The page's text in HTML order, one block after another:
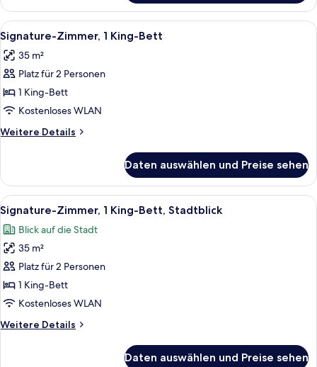
Suite
(Mount
Royal
View)
Alle
Fotos
für
Signature-
Zimmer,
1 King-
Bett
anzeigen
Hochwertige Bettwaren,
12
Signature-Zimmer, 1 King-Bett
35 m²
Platz für 2 Personen
1 King-Bett
Kostenloses WLAN
Weitere Details
Weitere
Zimmer,
1 King-
Bett
Daten auswählen und Preise sehen
Alle
Fotos
für
Signature-
Zimmer,
1 King-
Bett,
anzeigen
Hochwertige Bettwaren,
12
Signature-Zimmer, 1 King-Bett, Stadtblick
Blick auf die Stadt
35 m²
Platz für 2 Personen
1 King-Bett
Kostenloses WLAN
Weitere Details
Weitere
Daten auswählen und Preise sehen